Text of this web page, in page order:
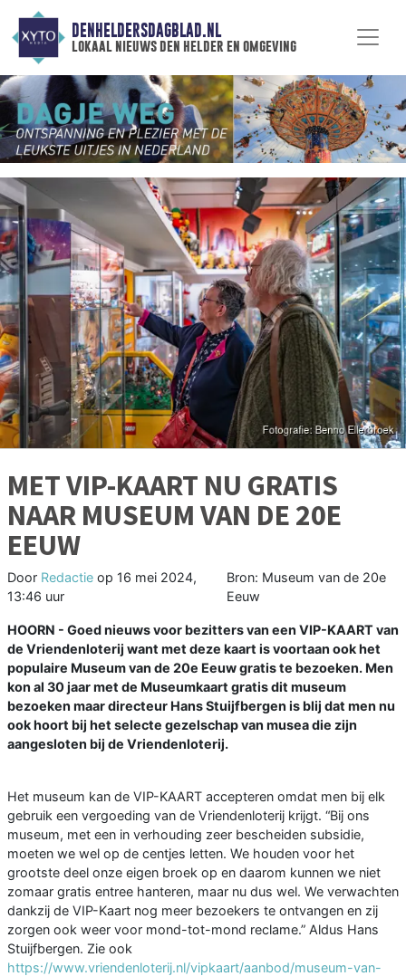
DENHELDERSDAGBLAD.NL
lokaal nieuws den helder en omgeving
MET VIP-KAART NU GRATIS
NAAR MUSEUM VAN DE 20E
EEUW
Door Redactie op 16 mei 2024,
13:46 uur
Bron: Museum van de 20e
Eeuw
HOORN - Goed nieuws voor bezitters van een VIP-KAART van
de Vriendenloterij want met deze kaart is voortaan ook het
populaire Museum van de 20e Eeuw gratis te bezoeken. Men
kon al 30 jaar met de Museumkaart gratis dit museum
bezoeken maar directeur Hans Stuijfbergen is blij dat men nu
ook hoort bij het selecte gezelschap van musea die zijn
aangesloten bij de Vriendenloterij.
Het museum kan de VIP-KAART accepteren omdat men bij elk
gebruik een vergoeding van de Vriendenloterij krijgt. “Bij ons
museum, met een in verhouding zeer bescheiden subsidie,
moeten we wel op de centjes letten. We houden voor het
grootste deel onze eigen broek op en daarom kunnen we niet
zomaar gratis entree hanteren, maar nu dus wel. We verwachten
dankzij de VIP-Kaart nog meer bezoekers te ontvangen en zij
zorgen ook weer voor mond-tot-mond reclame.” Aldus Hans
Stuijfbergen. Zie ook
https://www.vriendenloterij.nl/vipkaart/aanbod/museum-van-